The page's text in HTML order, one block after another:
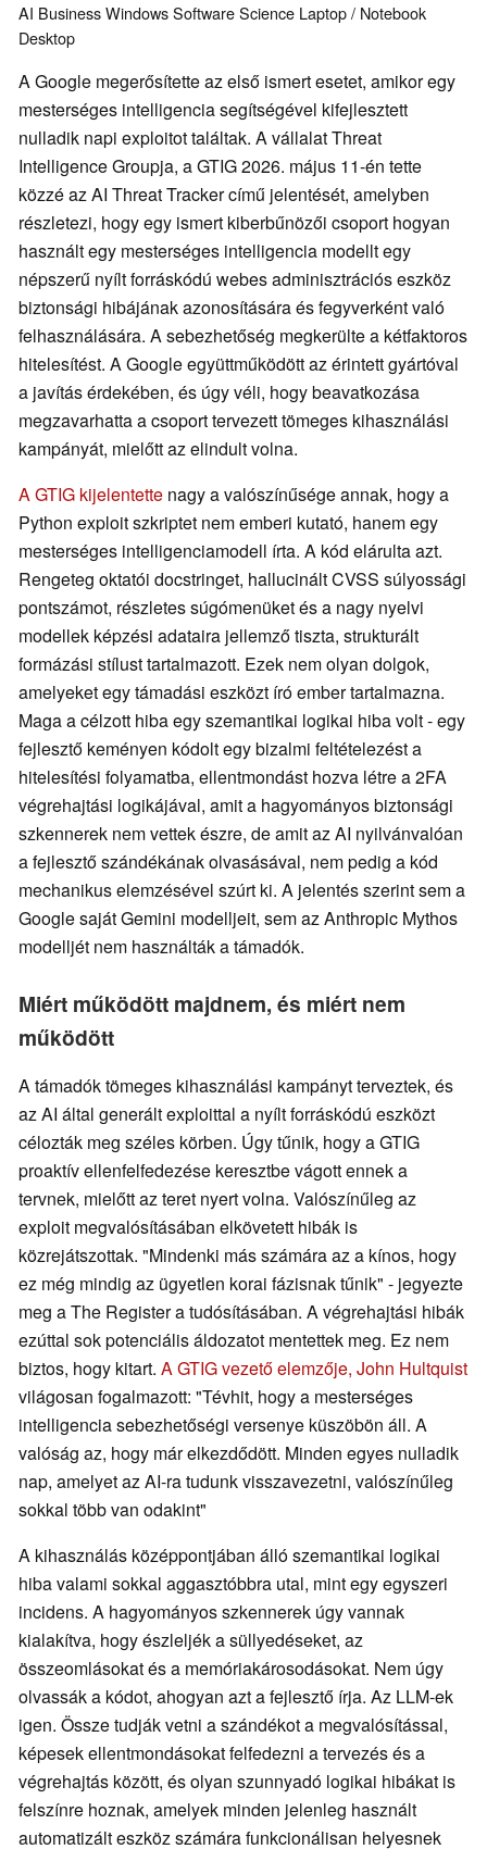
AI BusinessWindowsSoftwareScience Laptop / Notebook
Desktop
A Google megerősítette az első ismert esetet, amikor egy
mesterséges intelligencia segítségével kifejlesztett
nulladik napi exploitot találtak. A vállalat Threat
Intelligence Groupja, a GTIG 2026. május 11-én tette
közzé az AI Threat Tracker című jelentését, amelyben
részletezi, hogy egy ismert kiberbűnözői csoport hogyan
használt egy mesterséges intelligencia modellt egy
népszerű nyílt forráskódú webes adminisztrációs eszköz
biztonsági hibájának azonosítására és fegyverként való
felhasználására. A sebezhetőség megkerülte a kétfaktoros
hitelesítést. A Google együttműködött az érintett gyártóval
a javítás érdekében, és úgy véli, hogy beavatkozása
megzavarhatta a csoport tervezett tömeges kihasználási
kampányát, mielőtt az elindult volna.
A GTIG kijelentette nagy a valószínűsége annak, hogy a
Python exploit szkriptet nem emberi kutató, hanem egy
mesterséges intelligenciamodell írta. A kód elárulta azt.
Rengeteg oktatói docstringet, hallucinált CVSS súlyossági
pontszámot, részletes súgómenüket és a nagy nyelvi
modellek képzési adataira jellemző tiszta, strukturált
formázási stílust tartalmazott. Ezek nem olyan dolgok,
amelyeket egy támadási eszközt író ember tartalmazna.
Maga a célzott hiba egy szemantikai logikai hiba volt - egy
fejlesztő keményen kódolt egy bizalmi feltételezést a
hitelesítési folyamatba, ellentmondást hozva létre a 2FA
végrehajtási logikájával, amit a hagyományos biztonsági
szkennerek nem vettek észre, de amit az AI nyilvánvalóan
a fejlesztő szándékának olvasásával, nem pedig a kód
mechanikus elemzésével szúrt ki. A jelentés szerint sem a
Google saját Gemini modelljeit, sem az Anthropic Mythos
modelljét nem használták a támadók.
Miért működött majdnem, és miért nem
működött
A támadók tömeges kihasználási kampányt terveztek, és
az AI által generált exploittal a nyílt forráskódú eszközt
célozták meg széles körben. Úgy tűnik, hogy a GTIG
proaktív ellenfelfedezése keresztbe vágott ennek a
tervnek, mielőtt az teret nyert volna. Valószínűleg az
exploit megvalósításában elkövetett hibák is
közrejátszottak. "Mindenki más számára az a kínos, hogy
ez még mindig az ügyetlen korai fázisnak tűnik" - jegyezte
meg a The Register a tudósításában. A végrehajtási hibák
ezúttal sok potenciális áldozatot mentettek meg. Ez nem
biztos, hogy kitart. A GTIG vezető elemzője, John Hultquist
világosan fogalmazott: "Tévhit, hogy a mesterséges
intelligencia sebezhetőségi versenye küszöbön áll. A
valóság az, hogy már elkezdődött. Minden egyes nulladik
nap, amelyet az AI-ra tudunk visszavezetni, valószínűleg
sokkal több van odakint"
A kihasználás középpontjában álló szemantikai logikai
hiba valami sokkal aggasztóbbra utal, mint egy egyszeri
incidens. A hagyományos szkennerek úgy vannak
kialakítva, hogy észleljék a süllyedéseket, az
összeomlásokat és a memóriakárosodásokat. Nem úgy
olvassák a kódot, ahogyan azt a fejlesztő írja. Az LLM-ek
igen. Össze tudják vetni a szándékot a megvalósítással,
képesek ellentmondásokat felfedezni a tervezés és a
végrehajtás között, és olyan szunnyadó logikai hibákat is
felszínre hoznak, amelyek minden jelenleg használt
automatizált eszköz számára funkcionálisan helyesnek